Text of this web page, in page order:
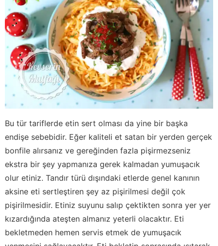
Bu tür tariflerde etin sert olması da yine bir başka
endişe sebebidir. Eğer kaliteli et satan bir yerden gerçek
bonfile alırsanız ve gereğinden fazla pişirmezseniz
ekstra bir şey yapmanıza gerek kalmadan yumuşacık
olur etiniz. Tandır türü dışındaki etlerde genel kanının
aksine eti sertleştiren şey az pişirilmesi değil çok
pişirilmesidir. Etiniz suyunu salıp çektikten sonra yer yer
kızardığında ateşten almanız yeterli olacaktır. Eti
bekletmeden hemen servis etmek de yumuşacık